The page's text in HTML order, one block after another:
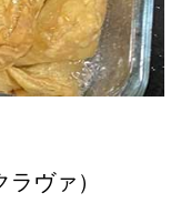
ヴァ）